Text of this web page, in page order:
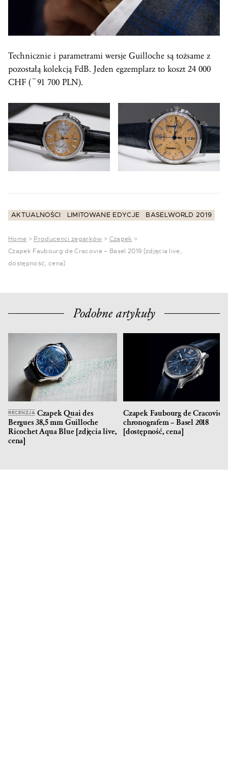
Technicznie i parametrami wersje Guilloche są tożsame z
pozostałą kolekcją FdB. Jeden egzemplarz to koszt 24 000
CHF (~91 700 PLN).
AKTUALNOŚCI LIMITOWANE EDYCJE BASELWORLD 2019
Home > Producenci zegarków > Czapek >
Czapek Faubourg de Cracovie – Basel 2019 [zdjęcia live,
dostępność, cena]
Podobne artykuły
RECENZJA Czapek Quai des
Bergues 38,5 mm Guilloche
Ricochet Aqua Blue [zdjęcia live,
cena]
Czapek Faubourg de Cracovie z
chronografem – Basel 2018
[dostępność, cena]